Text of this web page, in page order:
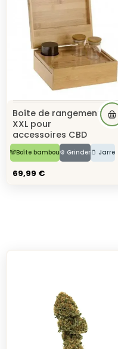
Boîte de rangement
XXL pour
accessoires CBD
🐼Boîte bambou⚙️ Grinder🫙 Jarre
69,99 €